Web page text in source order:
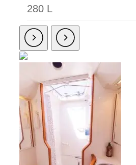
280 L